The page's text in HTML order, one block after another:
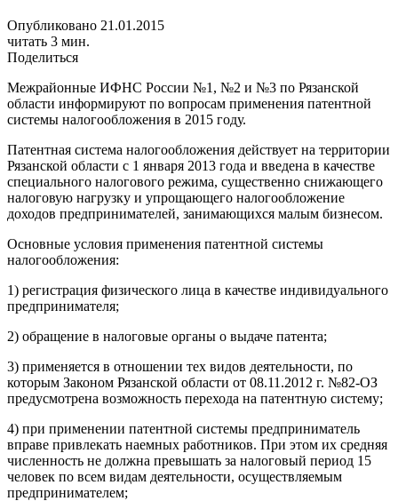
Опубликовано 21.01.2015
читать 3 мин.
Поделиться
Межрайонные ИФНС России №1, №2 и №3 по Рязанской
области информируют по вопросам применения патентной
системы налогообложения в 2015 году.
Патентная система налогообложения действует на территории
Рязанской области с 1 января 2013 года и введена в качестве
специального налогового режима, существенно снижающего
налоговую нагрузку и упрощающего налогообложение
доходов предпринимателей, занимающихся малым бизнесом.
Основные условия применения патентной системы
налогообложения:
1) регистрация физического лица в качестве индивидуального
предпринимателя;
2) обращение в налоговые органы о выдаче патента;
3) применяется в отношении тех видов деятельности, по
которым Законом Рязанской области от 08.11.2012 г. №82-ОЗ
предусмотрена возможность перехода на патентную систему;
4) при применении патентной системы предприниматель
вправе привлекать наемных работников. При этом их средняя
численность не должна превышать за налоговый период 15
человек по всем видам деятельности, осуществляемым
предпринимателем;